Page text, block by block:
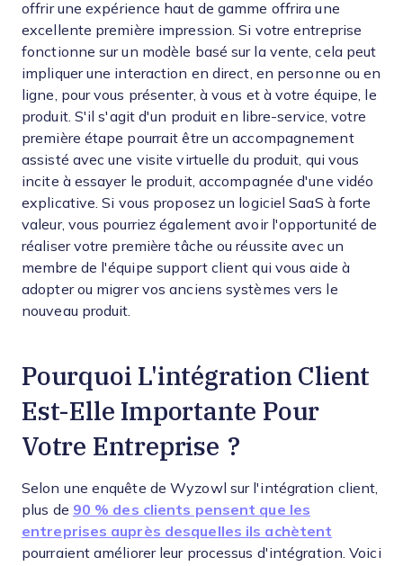
offrir une expérience haut de gamme offrira une
excellente première impression. Si votre entreprise
fonctionne sur un modèle basé sur la vente, cela peut
impliquer une interaction en direct, en personne ou en
ligne, pour vous présenter, à vous et à votre équipe, le
produit. S'il s'agit d'un produit en libre-service, votre
première étape pourrait être un accompagnement
assisté avec une visite virtuelle du produit, qui vous
incite à essayer le produit, accompagnée d'une vidéo
explicative. Si vous proposez un logiciel SaaS à forte
valeur, vous pourriez également avoir l'opportunité de
réaliser votre première tâche ou réussite avec un
membre de l'équipe support client qui vous aide à
adopter ou migrer vos anciens systèmes vers le
nouveau produit.
Pourquoi L'intégration Client
Est-Elle Importante Pour
Votre Entreprise ?
Selon une enquête de Wyzowl sur l'intégration client,
plus de 90 % des clients pensent que les
entreprises auprès desquelles ils achètent
pourraient améliorer leur processus d'intégration. Voici